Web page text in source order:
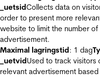
_uetsidCollects data on
order to present more
website to limit the number
advertisement.
Maximal lagringstid: 1 dag
_uetvidUsed to track visitors
relevant advertisement